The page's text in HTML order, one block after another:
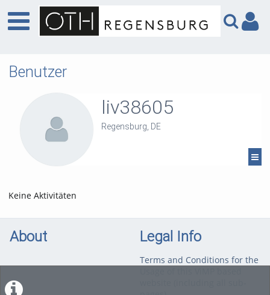
Benutzer
liv38605
Regensburg, DE
Keine Aktivitäten
About Legal Info
Terms and Conditions for the